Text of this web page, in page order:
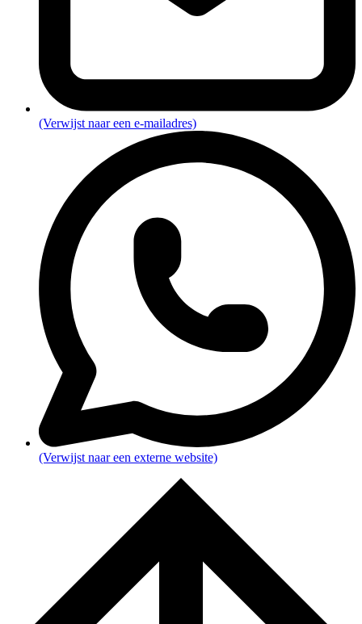
(Verwijst naar een e-mailadres)
(Verwijst naar een externe website)